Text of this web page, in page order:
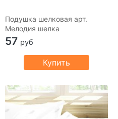
Подушка шелковая арт.
Мелодия шелка
57 руб
Купить